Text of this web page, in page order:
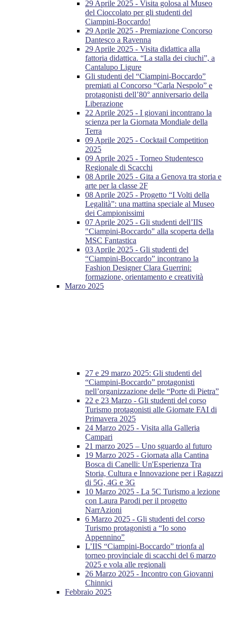
29 Aprile 2025 - Visita golosa al Museo
del Cioccolato per gli studenti del
Ciampini-Boccardo!
29 Aprile 2025 - Premiazione Concorso
Dantesco a Ravenna
29 Aprile 2025 - Visita didattica alla
fattoria didattica. “La stalla dei ciuchi”, a
Cantalupo Ligure
Gli studenti del “Ciampini-Boccardo”
premiati al Concorso “Carla Nespolo” e
protagonisti dell’80° anniversario della
Liberazione
22 Aprile 2025 - I giovani incontrano la
scienza per la Giornata Mondiale della
Terra
09 Aprile 2025 - Cocktail Competition
2025
09 Aprile 2025 - Torneo Studentesco
Regionale di Scacchi
08 Aprile 2025 - Gita a Genova tra storia e
arte per la classe 2F
08 Aprile 2025 - Progetto “I Volti della
Legalità”: una mattina speciale al Museo
dei Campionissimi
07 Aprile 2025 - Gli studenti dell’IIS
"Ciampini-Boccardo" alla scoperta della
MSC Fantastica
03 Aprile 2025 - Gli studenti del
“Ciampini-Boccardo” incontrano la
Fashion Designer Clara Guerrini:
formazione, orientamento e creatività
Marzo 2025
27 e 29 marzo 2025: Gli studenti del
“Ciampini-Boccardo” protagonisti
nell’organizzazione delle “Porte di Pietra”
22 e 23 Marzo - Gli studenti del corso
Turismo protagonisti alle Giornate FAI di
Primavera 2025
24 Marzo 2025 - Visita alla Galleria
Campari
21 marzo 2025 – Uno sguardo al futuro
19 Marzo 2025 - Giornata alla Cantina
Bosca di Canelli: Un'Esperienza Tra
Storia, Cultura e Innovazione per i Ragazzi
di 5G, 4G e 3G
10 Marzo 2025 - La 5C Turismo a lezione
con Laura Parodi per il progetto
NarrAzioni
6 Marzo 2025 - Gli studenti del corso
Turismo protagonisti a “Io sono
Appennino”
L’IIS “Ciampini-Boccardo” trionfa al
torneo provinciale di scacchi del 6 marzo
2025 e vola alle regionali
26 Marzo 2025 - Incontro con Giovanni
Chinnici
Febbraio 2025